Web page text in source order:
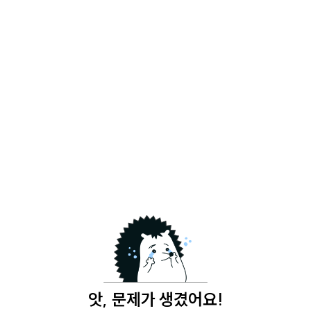
앗, 문제가 생겼어요!